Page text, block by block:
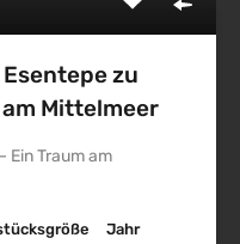
zu
Mittelmeer
Ein Traum am
Jahr